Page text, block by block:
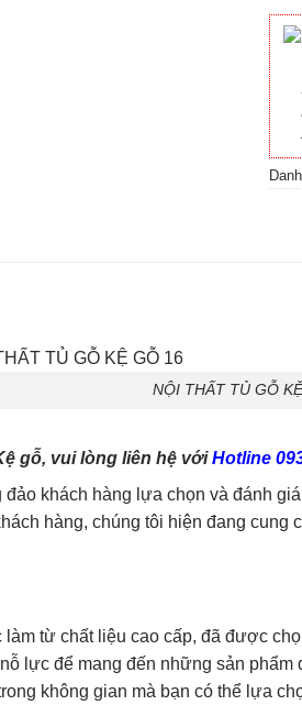
NỘI THẤT TỦ GỖ
gỗ, vui lòng liên hệ vớiHotline
khách hàng lựa chọn và đánh
hàng, chúng tôi hiện đang cung
từ chất liệu cao cấp, đã được
lực để mang đến những sản
không gian mà bạn có thể lựa